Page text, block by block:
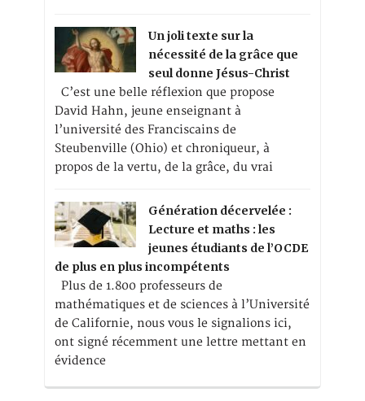
Un joli texte sur la
nécessité de la grâce que
seul donne Jésus-Christ
C’est une belle réflexion que propose
David Hahn, jeune enseignant à
l’université des Franciscains de
Steubenville (Ohio) et chroniqueur, à
propos de la vertu, de la grâce, du vrai
Génération décervelée :
Lecture et maths : les
jeunes étudiants de l’OCDE
de plus en plus incompétents
Plus de 1.800 professeurs de
mathématiques et de sciences à l’Université
de Californie, nous vous le signalions ici,
ont signé récemment une lettre mettant en
évidence